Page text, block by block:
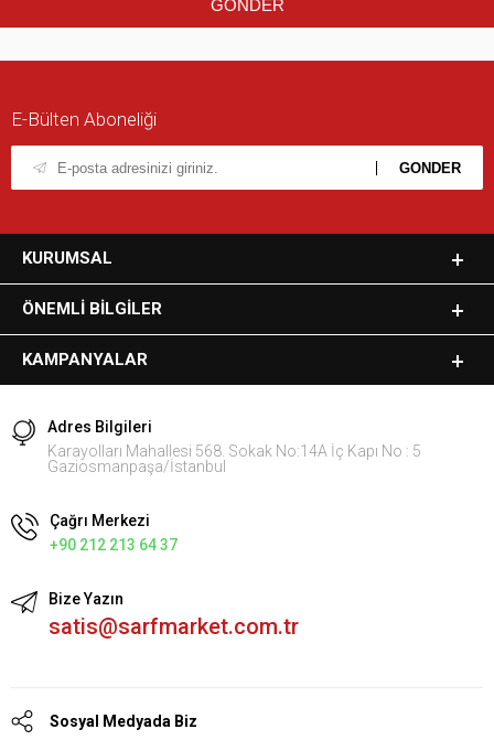
E-Bülten Aboneliği
KURUMSAL
ÖNEMLI BILGILER
KAMPANYALAR
Adres Bilgileri
Karayolları Mahallesi 568. Sokak No:14A İç Kapı No : 5
Gaziosmanpaşa/İstanbul
Çağrı Merkezi
+90 212 213 64 37
Bize Yazın
satis@sarfmarket.com.tr
Sosyal Medyada Biz